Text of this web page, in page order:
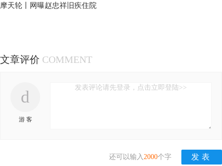
摩天轮丨网曝赵忠祥旧疾住院
文章评价 COMMENT
d
游 客
发表评论请先登录，点击立即登陆>>
还可以输入 2000个字